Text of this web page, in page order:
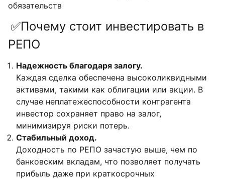
обязательств
✅Почему стоит инвестировать в
РЕПО
Надежность благодаря залогу.
Каждая сделка обеспечена высоколиквидными
активами, такими как облигации или акции. В
случае неплатежеспособности контрагента
инвестор сохраняет право на залог,
минимизируя риски потерь.
Стабильный доход.
Доходность по РЕПО зачастую выше, чем по
банковским вкладам, что позволяет получать
прибыль даже при краткосрочных